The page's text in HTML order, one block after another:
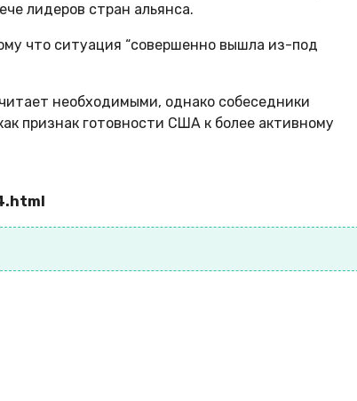
лидеров стран альянса.
что ситуация “совершенно вышла из-под
необходимыми, однако собеседники
признак готовности США к более активному